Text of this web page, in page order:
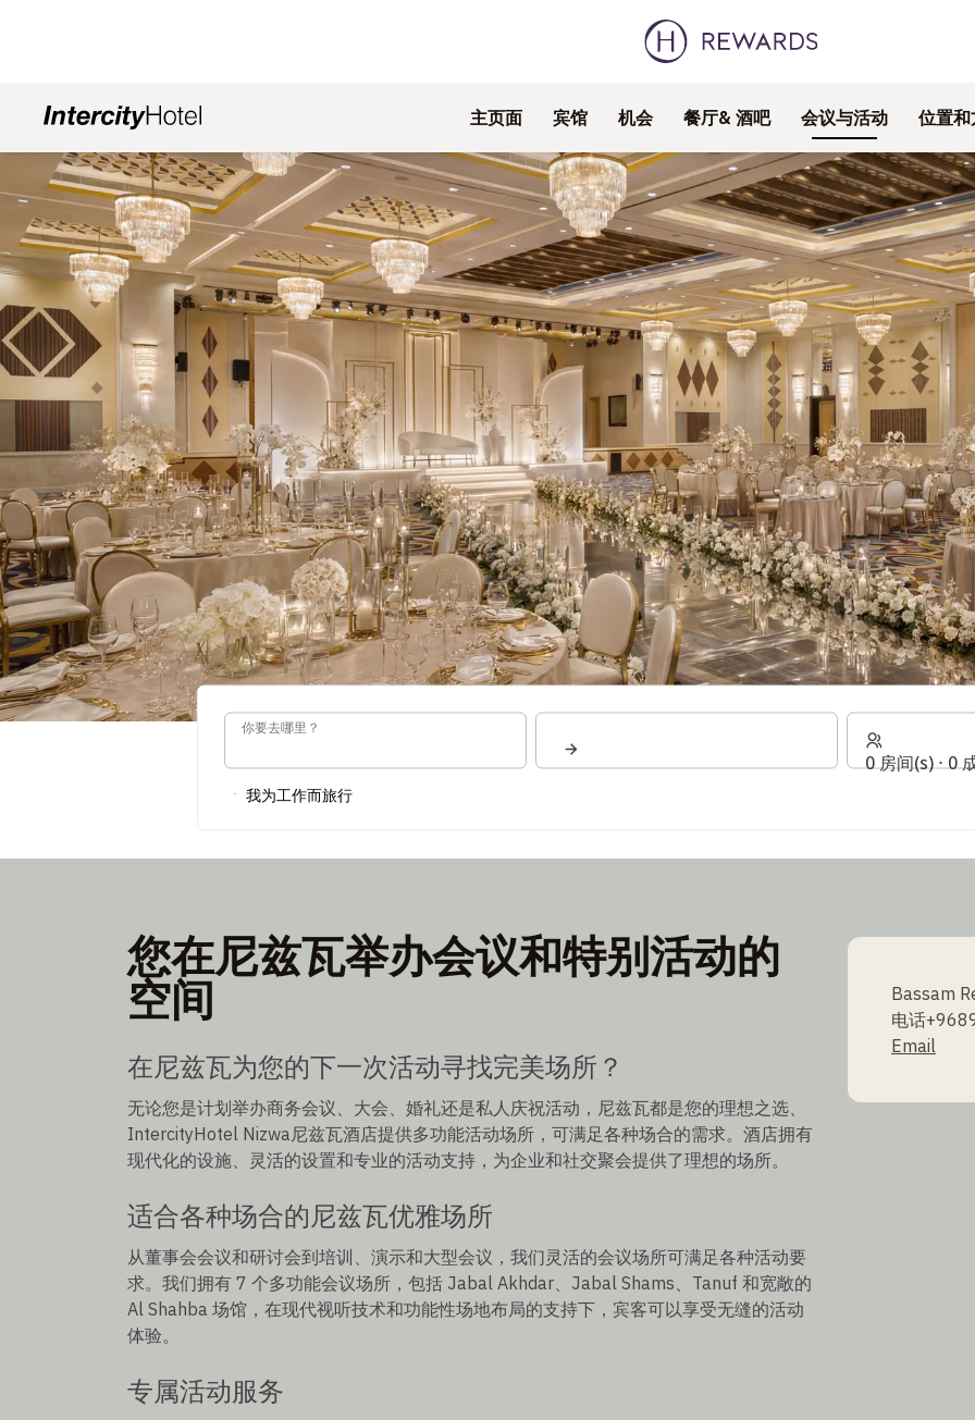
主页面 宾馆 机会 餐厅& 酒吧 会议与活动 位置和
幻灯片1 of0
你要去哪里？
你要去哪里？
0 房间(s) ⋅ 0
我为工作而旅行
您在尼兹瓦举办会议和特别活动的
空间
在尼兹瓦为您的下一次活动寻找完美场所？
无论您是计划举办商务会议、大会、婚礼还是私人庆祝活动，尼兹瓦都是您的理想之选、
IntercityHotel Nizwa尼兹瓦酒店提供多功能活动场所，可满足各种场合的需求。酒店拥有
现代化的设施、灵活的设置和专业的活动支持，为企业和社交聚会提供了理想的场所。
适合各种场合的尼兹瓦优雅场所
从董事会会议和研讨会到培训、演示和大型会议，我们灵活的会议场所可满足各种活动要
求。我们拥有 7 个多功能会议场所，包括 Jabal Akhdar、Jabal Shams、Tanuf 和宽敞的
Al Shahba 场馆，在现代视听技术和功能性场地布局的支持下，宾客可以享受无缝的活动
体验。
专属活动服务
Bassam
电话
Email